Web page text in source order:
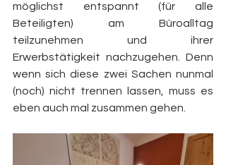
möglichst entspannt (für alle
Beteiligten) am Büroalltag
teilzunehmen und ihrer
Erwerbstätigkeit nachzugehen. Denn
wenn sich diese zwei Sachen nunmal
(noch) nicht trennen lassen, muss es
eben auch mal zusammen gehen.